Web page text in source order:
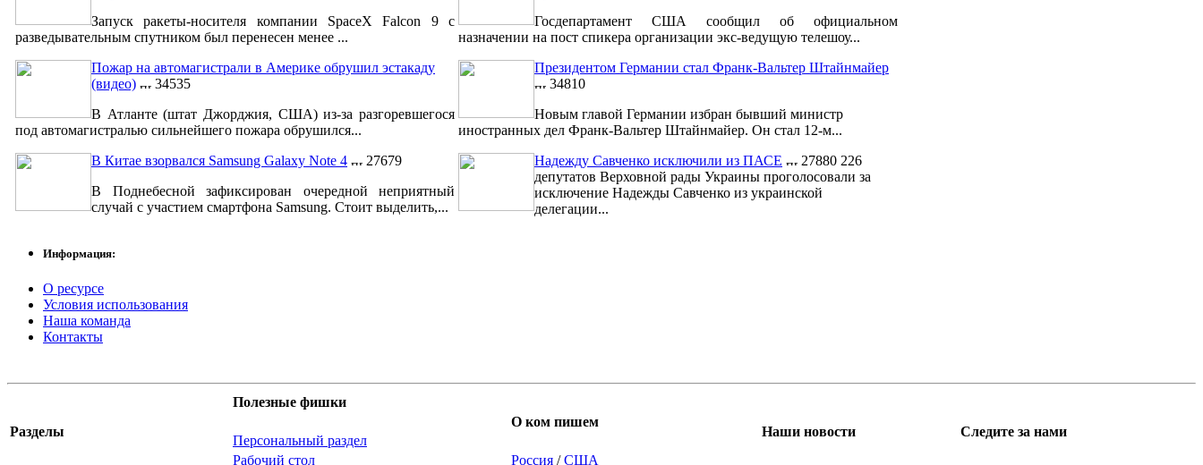
Запуск ракеты-носителя компании SpaceX Falcon 9 с
разведывательным спутником был перенесен менее ...
Пожар на автомагистрали в Америке обрушил эстакаду
(видео)
34535
В Атланте (штат Джорджия, США) из-за разгоревшегося
под автомагистралью сильнейшего пожара обрушился...
В Китае взорвался Samsung Galaxy Note 4
27679
В Поднебесной зафиксирован очередной неприятный
случай с участием смартфона Samsung. Стоит выделить,...
Госдепартамент США сообщил об официальном
назначении на пост спикера организации экс-ведущую телешоу...
Президентом Германии стал Франк-Вальтер Штайнмайер
34810
Новым главой Германии избран бывший министр
иностранных дел Франк-Вальтер Штайнмайер. Он стал 12-м...
Надежду Савченко исключили из ПАСЕ
27880 226
депутатов Верховной рады Украины проголосовали за
исключение Надежды Савченко из украинской
делегации...
Информация:
О ресурсе
Условия использования
Наша команда
Контакты
Разделы
Полезные фишки
Персональный раздел
Рабочий стол
О ком пишем
Россия /США
Наши новости Следите за нами